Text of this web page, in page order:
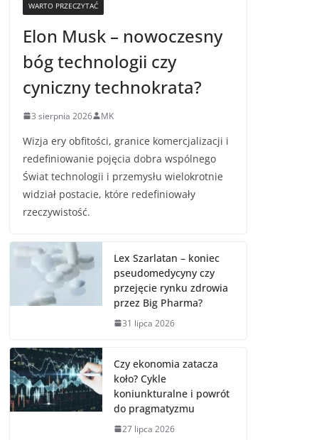
WARTO PRZECZYTAĆ
Elon Musk – nowoczesny
bóg technologii czy
cyniczny technokrata?
3 sierpnia 2026 MK
Wizja ery obfitości, granice komercjalizacji i
redefiniowanie pojęcia dobra wspólnego
Świat technologii i przemysłu wielokrotnie
widział postacie, które redefiniowały
rzeczywistość.
Lex Szarlatan – koniec
pseudomedycyny czy
przejęcie rynku zdrowia
przez Big Pharma?
31 lipca 2026
Czy ekonomia zatacza
koło? Cykle
koniunkturalne i powrót
do pragmatyzmu
27 lipca 2026